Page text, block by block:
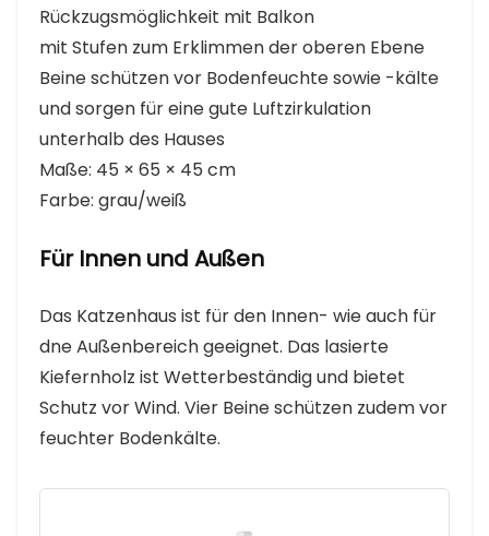
Rückzugsmöglichkeit mit Balkon
mit Stufen zum Erklimmen der oberen Ebene
Beine schützen vor Bodenfeuchte sowie -kälte
und sorgen für eine gute Luftzirkulation
unterhalb des Hauses
Maße: 45 × 65 × 45 cm
Farbe: grau/weiß
Für Innen und Außen
Das Katzenhaus ist für den Innen- wie auch für
dne Außenbereich geeignet. Das lasierte
Kiefernholz ist Wetterbeständig und bietet
Schutz vor Wind. Vier Beine schützen zudem vor
feuchter Bodenkälte.